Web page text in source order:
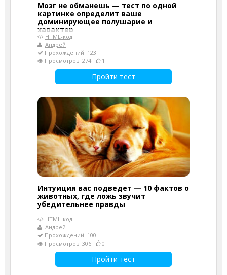
Мозг не обманешь — тест по одной
картинке определит ваше
доминирующее полушарие и
характер
HTML-код
Андрей
Прохождений: 123
Просмотров: 274
1
Пройти тест
Интуиция вас подведет — 10 фактов о
животных, где ложь звучит
убедительнее правды
HTML-код
Андрей
Прохождений: 100
Просмотров: 306
0
Пройти тест